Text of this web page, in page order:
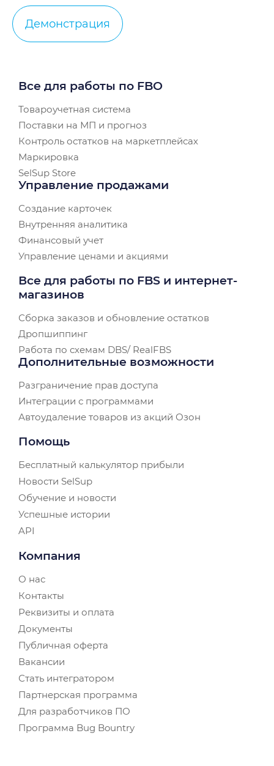
Демонстрация
Все для работы по FBO
Товароучетная система
Поставки на МП и прогноз
Контроль остатков на маркетплейсах
Маркировка
SelSup Store
Управление продажами
Создание карточек
Внутренняя аналитика
Финансовый учет
Управление ценами и акциями
Все для работы по FBS и интернет-
магазинов
Сборка заказов и обновление остатков
Дропшиппинг
Работа по схемам DBS/ RealFBS
Дополнительные возможности
Разграничение прав доступа
Интеграции с программами
Автоудаление товаров из акций Озон
Помощь
Бесплатный калькулятор прибыли
Новости SelSup
Обучение и новости
Успешные истории
API
Компания
О нас
Контакты
Реквизиты и оплата
Документы
Публичная оферта
Вакансии
Стать интегратором
Партнерская программа
Для разработчиков ПО
Программа Bug Bountry